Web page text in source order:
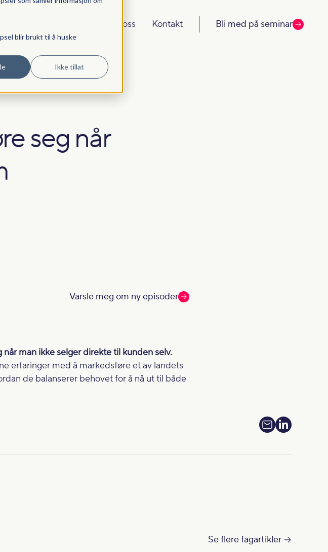
blir brukt til å huske
Ikke tillat
Om oss Kontakt Bli med på seminar
seg når
Varsle meg om ny episoder
man ikke selger direkte til kunden selv.
erfaringer med å markedsføre et av landets
de balanserer behovet for å nå ut til både
Se flere fagartikler